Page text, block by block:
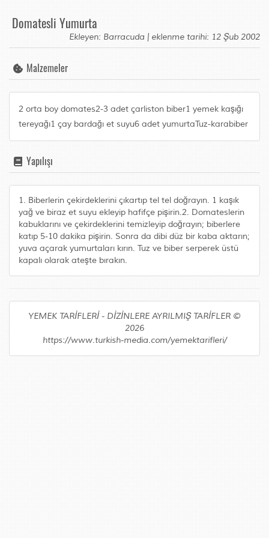
Domatesli Yumurta
Ekleyen: Barracuda | eklenme tarihi: 12 Şub 2002
Malzemeler
2 orta boy domates2-3 adet çarliston biber1 yemek kaşığı
tereyağı1 çay bardağı et suyu6 adet yumurtaTuz-karabiber
Yapılışı
1. Biberlerin çekirdeklerini çıkartıp tel tel doğrayın. 1 kaşık
yağ ve biraz et suyu ekleyip hafifçe pişirin.2. Domateslerin
kabuklarını ve çekirdeklerini temizleyip doğrayın; biberlere
katıp 5-10 dakika pişirin. Sonra da dibi düz bir kaba aktarın;
yuva açarak yumurtaları kırın. Tuz ve biber serperek üstü
kapalı olarak ateşte bırakın.
YEMEK TARİFLERİ - DİZİNLERE AYRILMIŞ TARİFLER ©
2026
https://www.turkish-media.com/yemektarifleri/